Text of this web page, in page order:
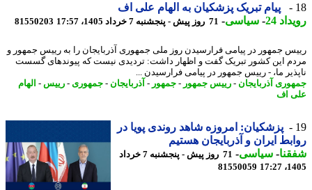
پیام تبریک پزشکیان به الهام علی اف
24
-سیاسی-71 روز پیش - پنجشنبه 7 خرداد 1405، 17:57 81550203
جمهور در پیامی فرارسیدن روز ملی جمهوری آذربایجان را به رییس جمهور و
این کشور تبریک گفت و اظهار داشت: تردیدی نیست که پیوندهای گسست
ما، - رییس جمهور در پیامی فرارسیدن ...
آذربایجان-رییس جمهور-جمهور-آذربایجان-جمهوری- رییس -الهام
اف
پزشکیان: امروزه شاهد روندی پویا در
ایران و آذربایجان هستیم
-سیاسی-
71 روز پیش - پنجشنبه 7 خرداد
81550059